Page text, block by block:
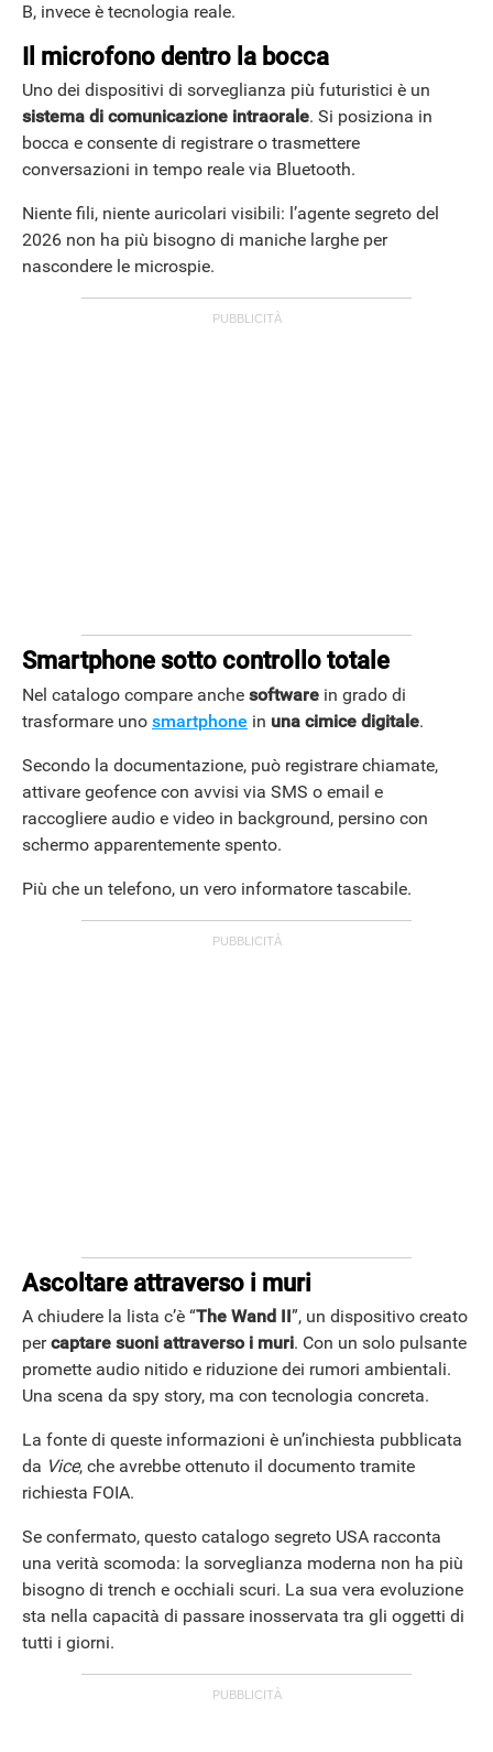
B, invece è tecnologia reale.
Il microfono dentro la bocca
Uno dei dispositivi di sorveglianza più futuristici è un
sistema di comunicazione intraorale. Si posiziona in
bocca e consente di registrare o trasmettere
conversazioni in tempo reale via Bluetooth.
Niente fili, niente auricolari visibili: l’agente segreto del
2026 non ha più bisogno di maniche larghe per
nascondere le microspie.
Smartphone sotto controllo totale
Nel catalogo compare anche software in grado di
trasformare uno smartphone in una cimice digitale.
Secondo la documentazione, può registrare chiamate,
attivare geofence con avvisi via SMS o email e
raccogliere audio e video in background, persino con
schermo apparentemente spento.
Più che un telefono, un vero informatore tascabile.
Ascoltare attraverso i muri
A chiudere la lista c’è “The Wand II”, un dispositivo creato
percaptare suoni attraverso i muri. Con un solo pulsante
promette audio nitido e riduzione dei rumori ambientali.
Una scena da spy story, ma con tecnologia concreta.
La fonte di queste informazioni è un’inchiesta pubblicata
da Vice, che avrebbe ottenuto il documento tramite
richiesta FOIA.
Se confermato, questo catalogo segreto USA racconta
una verità scomoda: la sorveglianza moderna non ha più
bisogno di trench e occhiali scuri. La sua vera evoluzione
sta nella capacità di passare inosservata tra gli oggetti di
tutti i giorni.